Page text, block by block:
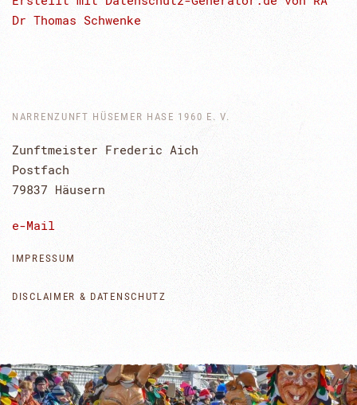
Dr Thomas Schwenke
NARRENZUNFT HÜSEMER HASE 1960 E. V.
Zunftmeister Frederic Aich
Postfach
79837 Häusern
e-Mail
IMPRESSUM
DISCLAIMER & DATENSCHUTZ